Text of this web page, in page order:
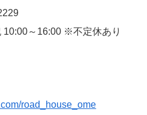
～16:00 ※不定休あり
road_house_ome